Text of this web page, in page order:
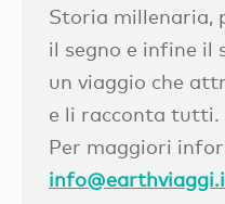
Storia millenaria,
il segno e infine il
un viaggio che
e li racconta tutti.
Per maggiori